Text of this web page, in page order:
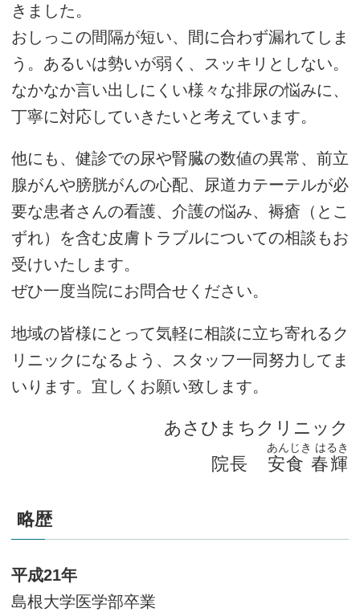
きました。
おしっこの間隔が短い、間に合わず漏れてしま
う。あるいは勢いが弱く、スッキリとしない。
なかなか言い出しにくい様々な排尿の悩みに、
丁寧に対応していきたいと考えています。
他にも、健診での尿や腎臓の数値の異常、前立
腺がんや膀胱がんの心配、尿道カテーテルが必
要な患者さんの看護、介護の悩み、褥瘡（とこ
ずれ）を含む皮膚トラブルについての相談もお
受けいたします。
ぜひ一度当院にお問合せください。
地域の皆様にとって気軽に相談に立ち寄れるク
リニックになるよう、スタッフ一同努力してま
いります。宜しくお願い致します。
あさひまちクリニック
院長 安食 春輝
あんじき はるき
略歴
平成21年
島根大学医学部卒業